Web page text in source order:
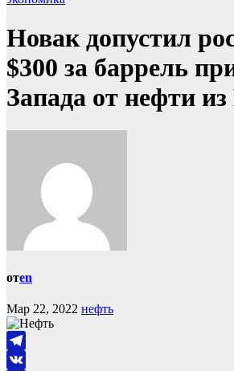
Новак допустил
$300 за баррель
Запада от нефти из
отen
Мар 22, 2022 нефть
Telegram